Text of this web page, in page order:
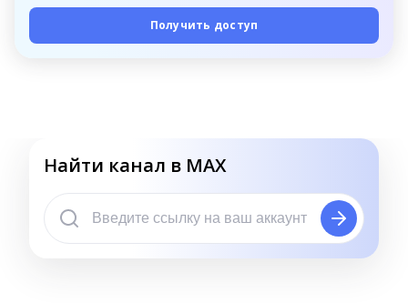
Получить доступ
Найти канал в MAX